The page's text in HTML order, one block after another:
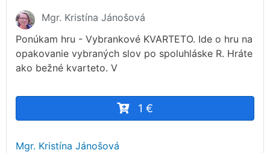
Mgr. Kristína Jánošová
Ponúkam hru - Vybrankové KVARTETO. Ide o hru na
opakovanie vybraných slov po spoluhláske R. Hráte
ako bežné kvarteto. V
1 €
Mgr. Kristína Jánošová